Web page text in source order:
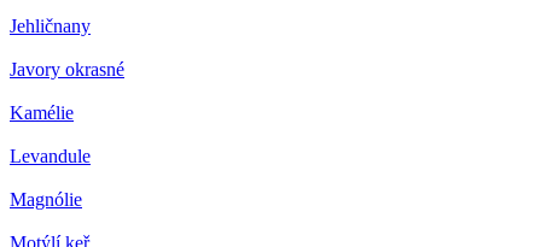
Jehličnany
Javory okrasné
Kamélie
Levandule
Magnólie
Motýlí keř